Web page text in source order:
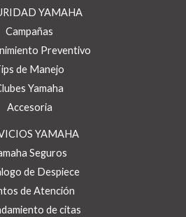
YAMAHA
Campañas
Preventivo
de Manejo
Yamaha
Accesoria
YAMAHA
Seguros
de Despiece
de Atención
de citas